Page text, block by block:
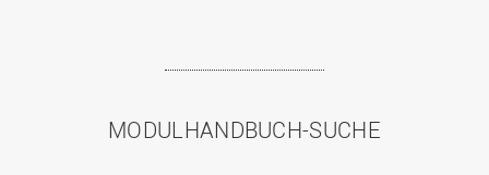
MODULHANDBUCH-SUCHE